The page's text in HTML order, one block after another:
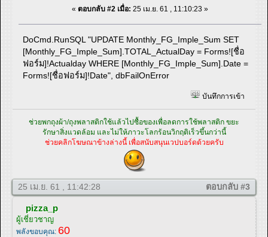
« ตอบกลับ #2 เมื่อ: 25 เม.ย. 61 , 11:10:23 »
DoCmd.RunSQL "UPDATE Monthly_FG_Imple_Sum SET
[Monthly_FG_Imple_Sum].TOTAL_ActualDay = Forms![ชื่อ
ฟอร์ม]!Actualday WHERE [Monthly_FG_Imple_Sum].Date =
Forms![ชื่อฟอร์ม]!Date", dbFailOnError
บันทึกการเข้า
ช่วยพกถุงผ้า/ถุงพลาสติกใช้แล้วไปซื้อของเพื่อลดการใช้พลาสติก ขยะ
รักษาสิ่งแวดล้อม และไม่ให้ภาวะโลกร้อนวิกฤติเร็วขึ้นกว่านี้
ช่วยคลิกโฆษณาข้างล่างนี้ เพื่อสนับสนุนเวปบอร์ดด้วยครับ
25 เม.ย. 61 , 11:42:28 ตอบกลับ #3
pizza_p
ผู้เชี่ยวชาญ
พลังขอบคุณ: 60